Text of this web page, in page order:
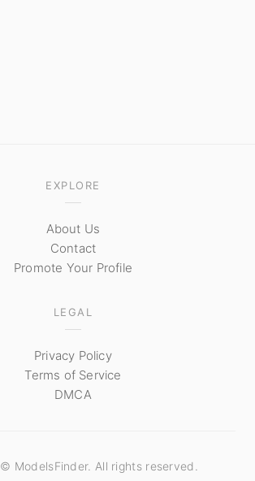
EXPLORE
About Us
Contact
Promote Your Profile
LEGAL
Privacy Policy
Terms of Service
DMCA
© ModelsFinder. All rights reserved.